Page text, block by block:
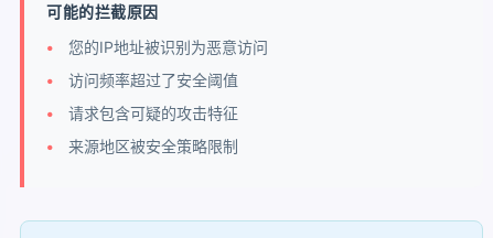
可能的拦截原因
您的IP地址被识别为恶意访问
访问频率超过了安全阈值
请求包含可疑的攻击特征
来源地区被安全策略限制